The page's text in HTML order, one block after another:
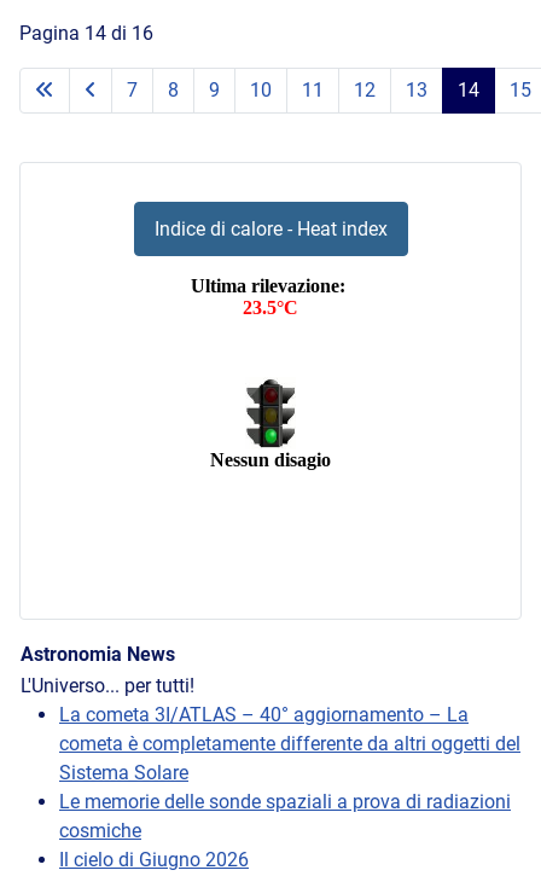
Indice di calore - Heat index
Astronomia News
L'Universo... per tutti!
La cometa 3I/ATLAS – 40° aggiornamento – La
cometa è completamente differente da altri oggetti del
Sistema Solare
Le memorie delle sonde spaziali a prova di radiazioni
cosmiche
Il cielo di Giugno 2026
Pagina 14 di 16
7 8 9 10 11 12 13 14 15